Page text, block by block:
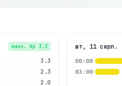
макс. Kp 3.3
3.3
2.3
2.0
вт, 11 серп.
00:00
03:00